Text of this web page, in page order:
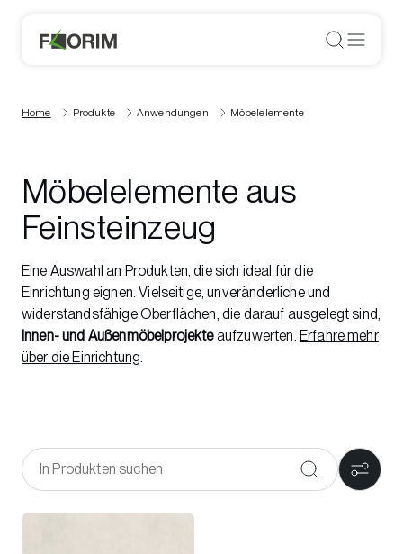
Home Produkte Anwendungen Möbelelemente
Möbelelemente aus
Feinsteinzeug
Eine Auswahl an Produkten, die sich ideal für die
Einrichtung eignen. Vielseitige, unveränderliche und
widerstandsfähige Oberflächen, die darauf ausgelegt sind,
Innen- und Außenmöbelprojekteaufzuwerten. Erfahre mehr
über die Einrichtung.